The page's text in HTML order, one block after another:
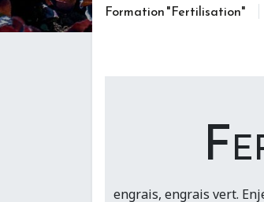
Formation "Fertilisation"
engrais, engrais vert.